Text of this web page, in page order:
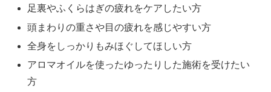
足裏やふくらはぎの疲れをケアしたい方
頭まわりの重さや目の疲れを感じやすい方
全身をしっかりもみほぐしてほしい方
アロマオイルを使ったゆったりした施術を受けたい
方